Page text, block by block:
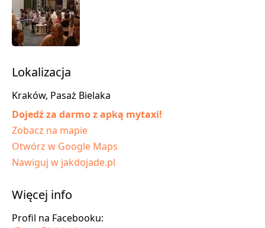
Lokalizacja
Kraków, Pasaż Bielaka
Dojedź za darmo z apką mytaxi!
Zobacz na mapie
Otwórz w Google Maps
Nawiguj w jakdojade.pl
Więcej info
Profil na Facebooku: